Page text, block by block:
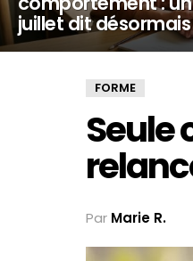
juillet dit
FORME
Par Marie R.